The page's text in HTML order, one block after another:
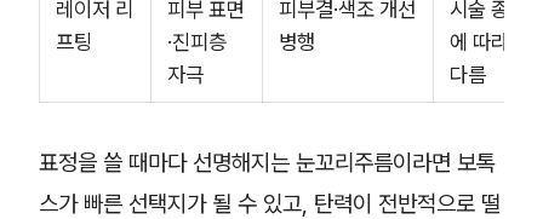
레이저 리
프팅
피부 표면
·진피층
자극
피부결·색조 개선
병행
시술 종류
에 따라
다름
표정을 쓸 때마다 선명해지는 눈꼬리주름이라면 보톡
스가 빠른 선택지가 될 수 있고, 탄력이 전반적으로 떨